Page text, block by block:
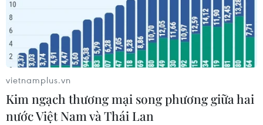
06/08/2026 03:46
Sản lượng vàng của Trung Quốc
giảm trong nửa đầu năm 2026
06/08/2026 03:41
vietnamplus.vn
Kim ngạch thương mại song phương giữa hai
nước Việt Nam và Thái Lan